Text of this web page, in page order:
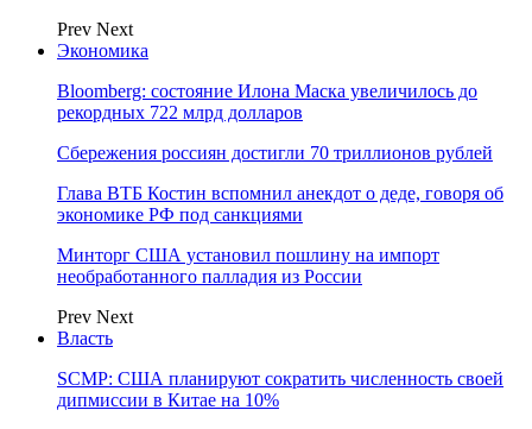
Prev Next
Экономика
Bloomberg: состояние Илона Маска увеличилось до
рекордных 722 млрд долларов
Сбережения россиян достигли 70 триллионов рублей
Глава ВТБ Костин вспомнил анекдот о деде, говоря об
экономике РФ под санкциями
Минторг США установил пошлину на импорт
необработанного палладия из России
Prev Next
Власть
SCMP: США планируют сократить численность своей
дипмиссии в Китае на 10%